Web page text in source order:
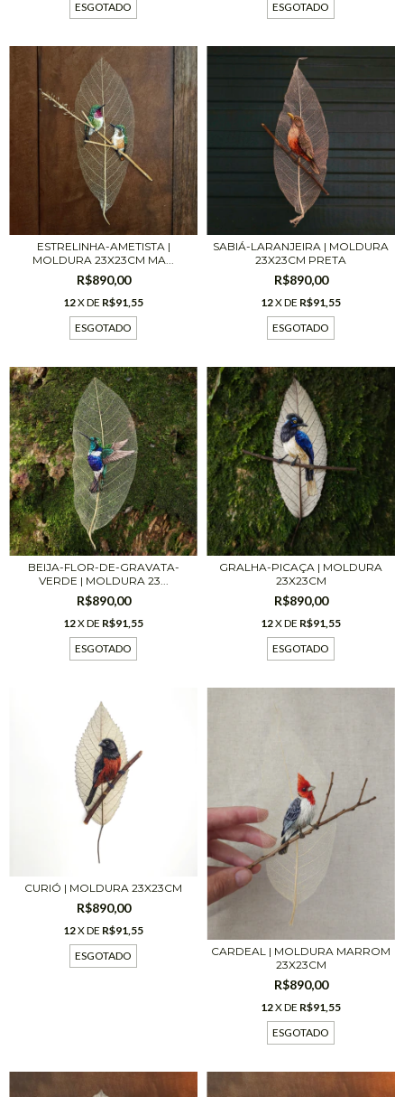
ESGOTADO ESGOTADO
ESTRELINHA-AMETISTA |
MOLDURA 23X23CM MA...
R$890,00
12X DE R$91,55
ESGOTADO
SABIÁ-LARANJEIRA | MOLDURA
23X23CM PRETA
R$890,00
12X DE R$91,55
ESGOTADO
BEIJA-FLOR-DE-GRAVATA-
VERDE | MOLDURA 23...
R$890,00
12X DE R$91,55
ESGOTADO
GRALHA-PICAÇA | MOLDURA
23X23CM
R$890,00
12X DE R$91,55
ESGOTADO
CURIÓ | MOLDURA 23X23CM
R$890,00
12X DE R$91,55
ESGOTADO
CARDEAL | MOLDURA MARROM
23X23CM
R$890,00
12X DE R$91,55
ESGOTADO